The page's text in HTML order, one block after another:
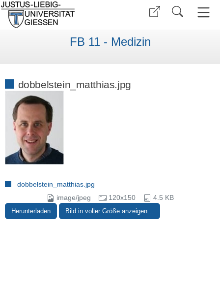
FB 11 - Medizin
dobbelstein_matthias.jpg
dobbelstein_matthias.jpg
image/jpeg
120x150 4.5 KB
Herunterladen Bild in voller Größe anzeigen…